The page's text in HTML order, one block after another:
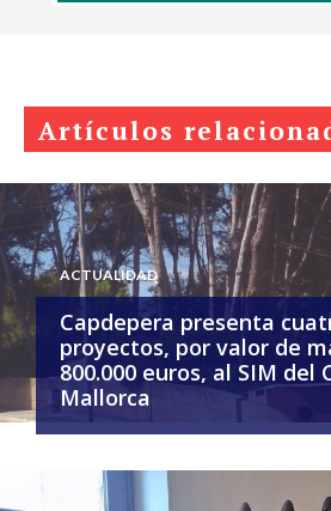
Artículos
ACTUALIDAD
Capdepera presenta
proyectos, por valor de
800.000 euros, al SIM del
Mallorca